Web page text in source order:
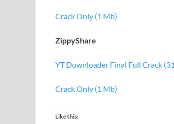
Crack Only (1 Mb)
ZippyShare
YT Downloader Final Full Crack
Crack Only (1 Mb)
Like this: